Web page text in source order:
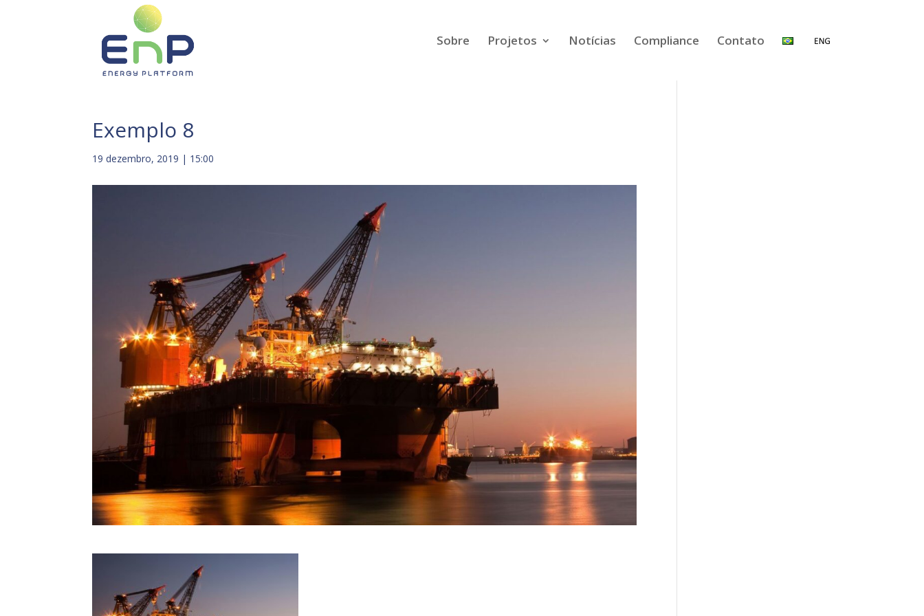
Sobre Projetos Notícias Compliance Contato
Exemplo 8
19 dezembro, 2019 | 15:00